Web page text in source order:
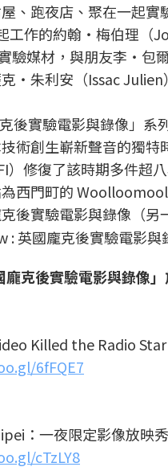
、跑夜店、聚在一起
工作的約翰・梅伯理
驗媒材，與朋友李・
・朱利安（Issac
克後實驗電影與錄像」
術創生嶄新聲音的獨
）修復了該時期多件超
西門町的
: 英國龐克後實驗電影與
克後實驗電影與錄像」
Killed the Radio Star
6fFQE7
：一夜限定影像放映秀
cTzLY8